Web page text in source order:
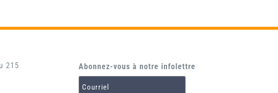
215
Abonnez-vous à notre infolettre